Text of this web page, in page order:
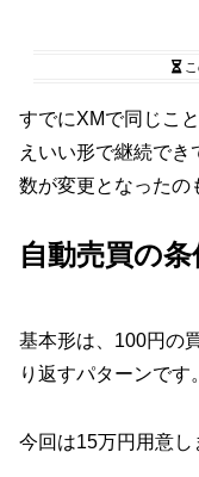
すでにXMで同じこ
えいい形で継続で
数が変更となったの
自動売買の
基本形は、100円の
り返すパターンです。
今回は15万円用意し